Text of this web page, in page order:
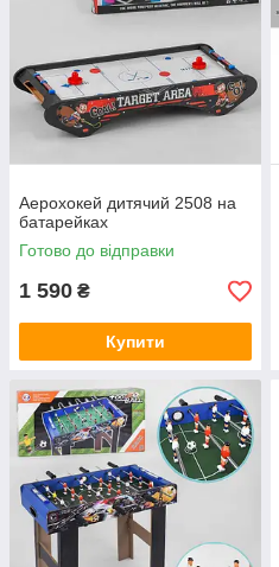
Аерохокей дитячий 2508 на
батарейках
Готово до відправки
1 590 ₴
Купити